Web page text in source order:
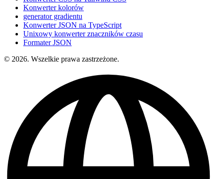
Konwerter kolorów
generator gradientu
Konwerter JSON na TypeScript
Unixowy konwerter znaczników czasu
Formater JSON
© 2026. Wszelkie prawa zastrzeżone.